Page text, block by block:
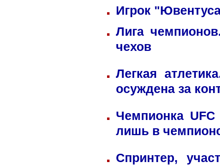
Игрок
Лига
чехов
Легкая
осуждена за
Чемпионка
лишь в
Спринтер,